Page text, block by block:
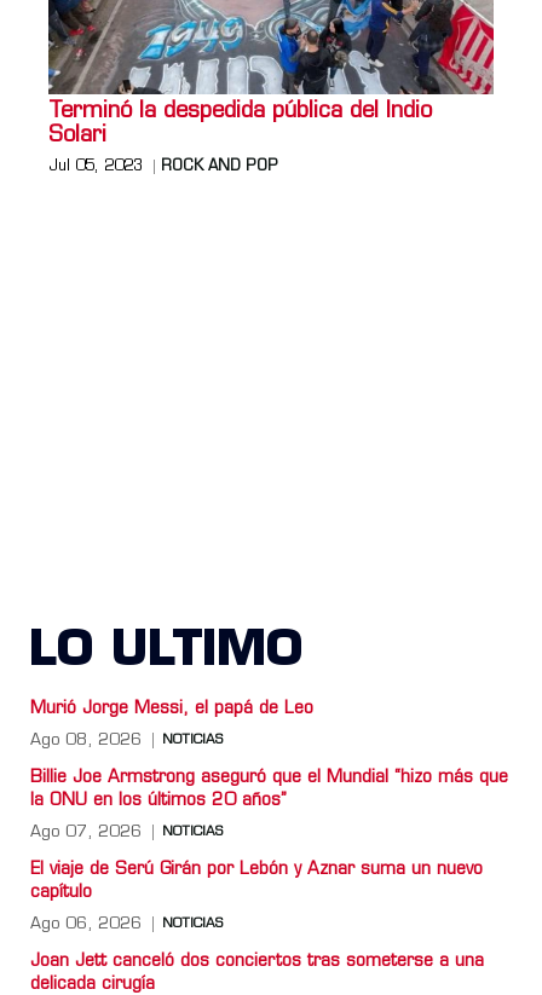
Terminó la despedida pública del Indio
Solari
Jul 05, 2023 ROCK AND POP
LO ULTIMO
Murió Jorge Messi, el papá de Leo
Ago 08, 2026 NOTICIAS
Billie Joe Armstrong aseguró que el Mundial “hizo más que
la ONU en los últimos 20 años”
Ago 07, 2026 NOTICIAS
El viaje de Serú Girán por Lebón y Aznar suma un nuevo
capítulo
Ago 06, 2026 NOTICIAS
Joan Jett canceló dos conciertos tras someterse a una
delicada cirugía